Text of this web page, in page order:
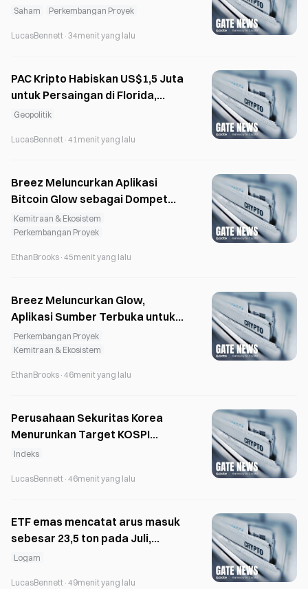
Pendapatan saat Penambang
Saham Perkembangan Proyek
LucasBennett · 34menit yang lalu
PAC Kripto Habiskan US$1,5 Juta
untuk Persaingan di Florida,
Alaska, dan Wyoming setelah
Geopolitik
LucasBennett · 41menit yang lalu
Breez Meluncurkan Aplikasi
Bitcoin Glow sebagai Dompet
Ganda dan Perangkat
Pengembangan bagi Developer
Kemitraan & Ekosistem
Perkembangan Proyek
EthanBrooks · 45menit yang lalu
Breez Meluncurkan Glow,
Aplikasi Sumber Terbuka untuk
Mengonversi Bitcoin ke
Stablecoin dengan Integrasi
Perkembangan Proyek
Kemitraan & Ekosistem
EthanBrooks · 46menit yang lalu
Perusahaan Sekuritas Korea
Menurunkan Target KOSPI
Menjadi di Bawah 10.000,
Mempertahankan Proyeksi di
Indeks
LucasBennett · 46menit yang lalu
ETF emas mencatat arus masuk
sebesar 23,5 ton pada Juli,
membalikkan tren arus keluar
Logam
LucasBennett · 49menit yang lalu